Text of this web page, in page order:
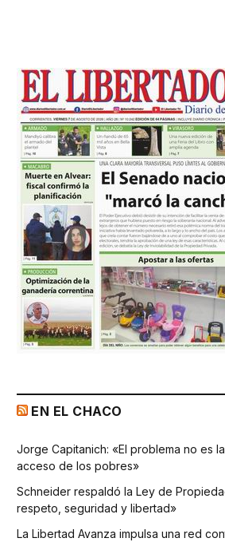
EN EL CHACO
Jorge Capitanich: «El problema no es
acceso de los pobres»
Schneider respaldó la Ley de
respeto, seguridad y libertad»
La Libertad Avanza impulsa una red